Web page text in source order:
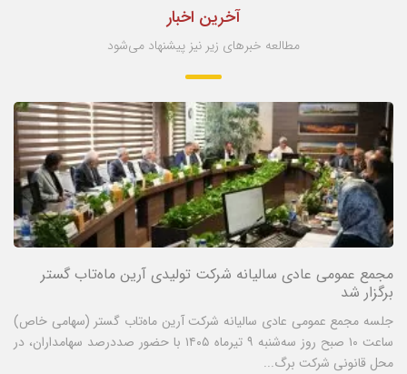
آخرین اخبار
مطالعه خبرهای زیر نیز پیشنهاد می‌شود
مجمع عمومی عادی سالیانه شرکت تولیدی آرین ماه‌تاب گستر
برگزار شد
جلسه مجمع عمومی عادی سالیانه شرکت آرین ماه‌تاب گستر (سهامی خاص)
ساعت ۱۰ صبح روز سه‌شنبه ۹ تیرماه ۱۴۰۵ با حضور صددرصد سهامداران، در
محل قانونی شرکت برگ...